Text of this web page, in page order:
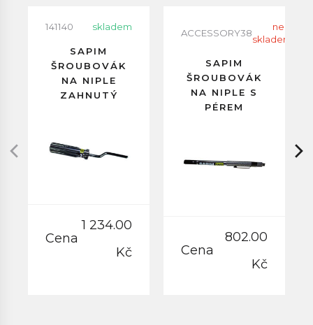
141140 skladem
SAPIM
ŠROUBOVÁK
NA NIPLE
ZAHNUTÝ
Cena
1 234.00
Kč
ACCESSORY38
neni
skladem
SAPIM
ŠROUBOVÁK
NA NIPLE S
PÉREM
Cena
802.00
Kč